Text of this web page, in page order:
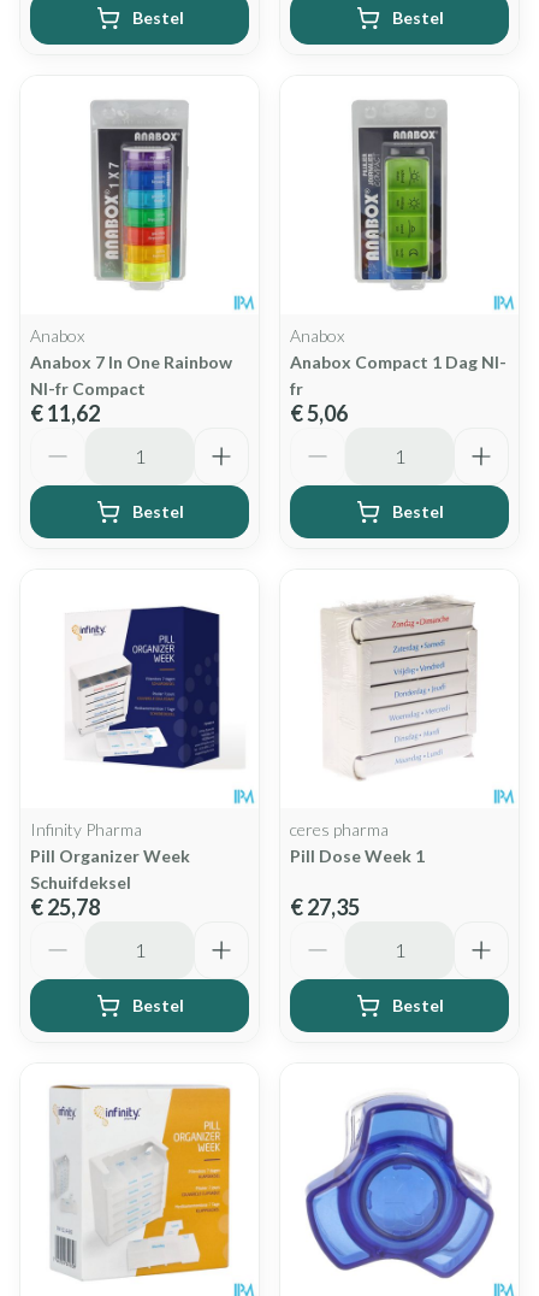
Bestel Bestel
Anabox
Anabox 7 In One Rainbow
Nl-fr Compact
€ 11,62
Bestel
Anabox
Anabox Compact 1 Dag Nl-
fr
€ 5,06
Bestel
Infinity Pharma
Pill Organizer Week
Schuifdeksel
€ 25,78
Bestel
ceres pharma
Pill Dose Week 1
€ 27,35
Bestel